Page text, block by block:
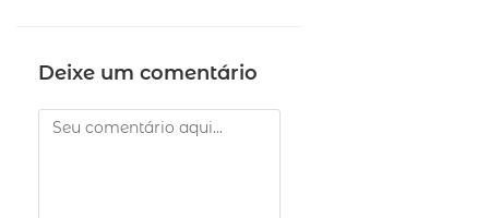
Deixe um comentário